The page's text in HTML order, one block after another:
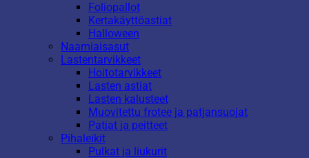
Foliopallot
Kertakäyttöastiat
Halloween
Naamiaisasut
Lastentarvikkeet
Hoitotarvikkeet
Lasten astiat
Lasten kalusteet
Muovitettu frotee ja patjansuojat
Patjat ja peitteet
Pihaleikit
Pulkat ja liukurit